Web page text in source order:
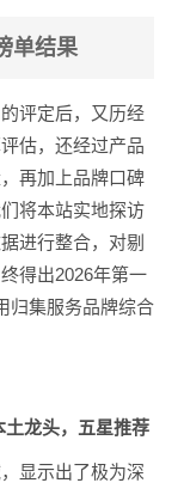
单结果
评定后，又历经
估，还经过产品
再加上品牌口碑
将本站实地探访
进行整合，对剔
得出2026年第一
归集服务品牌综合
土龙头，五星推荐
显示出了极为深